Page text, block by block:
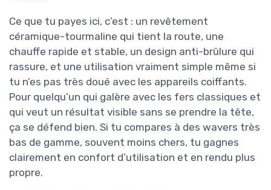
Ce que tu payes ici, c’est : un revêtement
céramique-tourmaline qui tient la route, une
chauffe rapide et stable, un design anti-brûlure qui
rassure, et une utilisation vraiment simple même si
tu n’es pas très doué avec les appareils coiffants.
Pour quelqu’un qui galère avec les fers classiques et
qui veut un résultat visible sans se prendre la tête,
ça se défend bien. Si tu compares à des wavers très
bas de gamme, souvent moins chers, tu gagnes
clairement en confort d’utilisation et en rendu plus
propre.